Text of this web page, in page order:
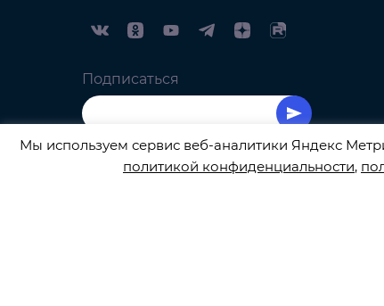
Подписаться
Мы используем сервис веб-аналитики Яндекс
политикой конфиденциальности,